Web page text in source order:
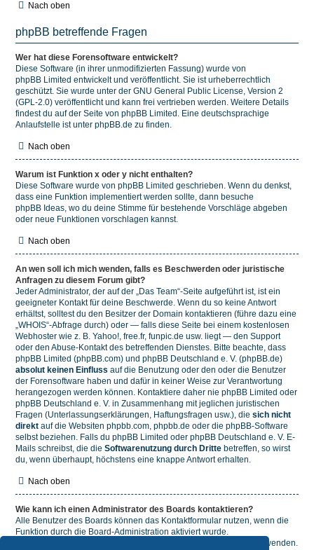
Nach oben
phpBB betreffende Fragen
Wer hat diese Forensoftware entwickelt?
Diese Software (in ihrer unmodifizierten Fassung) wurde von
phpBB Limited entwickelt und veröffentlicht. Sie ist urheberrechtlich
geschützt. Sie wurde unter der GNU General Public License, Version 2
(GPL-2.0) veröffentlicht und kann frei vertrieben werden. Weitere Details
findest du auf der Seite von phpBB Limited . Eine deutschsprachige
Anlaufstelle ist unter phpBB.de zu finden.
Nach oben
Warum ist Funktion x oder y nicht enthalten?
Diese Software wurde von phpBB Limited geschrieben. Wenn du denkst,
dass eine Funktion implementiert werden sollte, dann besuche
phpBB Ideas, wo du deine Stimme für bestehende Vorschläge abgeben
oder neue Funktionen vorschlagen kannst.
Nach oben
An wen soll ich mich wenden, falls es Beschwerden oder juristische
Anfragen zu diesem Forum gibt?
Jeder Administrator, der auf der „Das Team“-Seite aufgeführt ist, ist ein
geeigneter Kontakt für deine Beschwerde. Wenn du so keine Antwort
erhältst, solltest du den Besitzer der Domain kontaktieren (führe dazu eine
„WHOIS“-Abfrage durch) oder — falls diese Seite bei einem kostenlosen
Webhoster wie z. B. Yahoo!, free.fr, funpic.de usw. liegt — den Support
oder den Abuse-Kontakt des betreffenden Dienstes. Bitte beachte, dass
phpBB Limited (phpBB.com) und phpBB Deutschland e. V. (phpBB.de)
absolut keinen Einfluss auf die Benutzung oder den oder die Benutzer
der Forensoftware haben und dafür in keiner Weise zur Verantwortung
herangezogen werden können. Kontaktiere daher nie phpBB Limited oder
phpBB Deutschland e. V. in Zusammenhang mit jeglichen juristischen
Fragen (Unterlassungserklärungen, Haftungsfragen usw.), die sich nicht
direkt auf die Websiten phpbb.com, phpbb.de oder die phpBB-Software
selbst beziehen. Falls du phpBB Limited oder phpBB Deutschland e. V. E-
Mails schreibst, die die Softwarenutzung durch Dritte betreffen, so wirst
du, wenn überhaupt, höchstens eine knappe Antwort erhalten.
Nach oben
Wie kann ich einen Administrator des Boards kontaktieren?
Alle Benutzer des Boards können das Kontaktformular nutzen, wenn die
Funktion durch die Board-Administration aktiviert wurde.
Mitglieder des Boards können zusätzlich den Link „Das Team“ verwenden.